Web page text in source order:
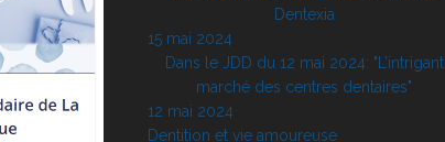
Dentexia
15 mai 2024
Dans le JDD du 12 mai 2024: "L’intrigant
marché des centres dentaires"
12 mai 2024
Dentition et vie amoureuse